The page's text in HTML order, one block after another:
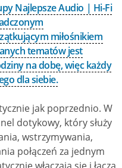
Najlepsze Audio | Hi-Fi
miłośnikiem
tematów jest
na dobę, więc każdy
dla siebie.
jak poprzednio. W
dotykowy, który służy
wstrzymywania,
połączeń za jednym